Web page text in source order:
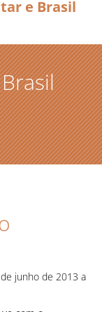
e Brasil
junho de 2013 a